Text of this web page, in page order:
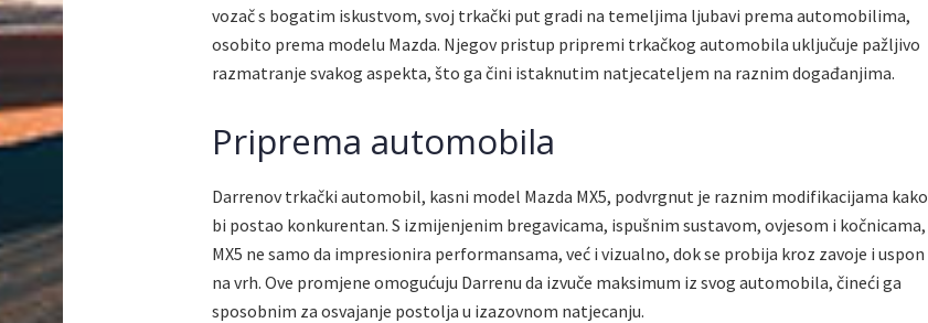
vozač s bogatim iskustvom, svoj trkački put gradi na temeljima ljubavi prema automobilima,
osobito prema modelu Mazda. Njegov pristup pripremi trkačkog automobila uključuje pažljivo
razmatranje svakog aspekta, što ga čini istaknutim natjecateljem na raznim događanjima.
Priprema automobila
Darrenov trkački automobil, kasni model Mazda MX5, podvrgnut je raznim modifikacijama kako
bi postao konkurentan. S izmijenjenim bregavicama, ispušnim sustavom, ovjesom i kočnicama,
MX5 ne samo da impresionira performansama, već i vizualno, dok se probija kroz zavoje i uspon
na vrh. Ove promjene omogućuju Darrenu da izvuče maksimum iz svog automobila, čineći ga
sposobnim za osvajanje postolja u izazovnom natjecanju.